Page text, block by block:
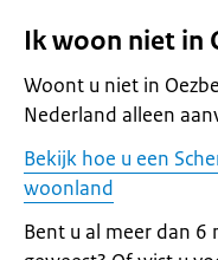
Ik woon niet in
Woont u niet in
Nederland alleen
Bekijk hoe u een
woonland
Bent u al meer dan